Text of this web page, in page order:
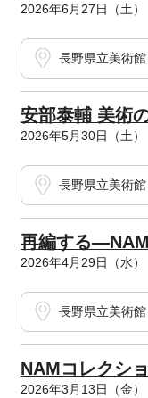
2026年6月27日（土）
長野県立美術館
安部泰輔 美術
2026年5月30日（土）
長野県立美術館
再編する
2026年4月29日（水）
長野県立美術館
NAMコレクシ
2026年3月13日（金）